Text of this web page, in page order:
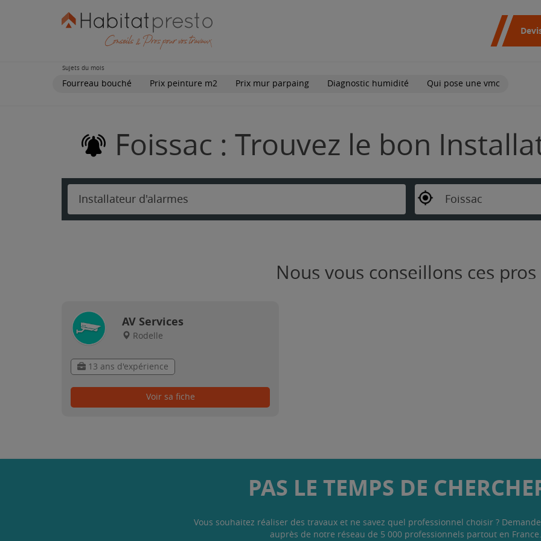
Sujets du mois
Fourreau bouché Prix peinture m2 Prix mur parpaing Diagnostic humidité Qui pose une vmc
Foissac : Trouvez le bon
Installateur d'alarmes Foissac
Nous vous conseillons ces pros
AV Services
Rodelle
13 ans d'expérience
Voir sa fiche
PAS LE TEMPS DE
Vous souhaitez réaliser des travaux et ne savez quel professionnel choisir ?
auprès de notre réseau de 5 000 professionnels partout en France.